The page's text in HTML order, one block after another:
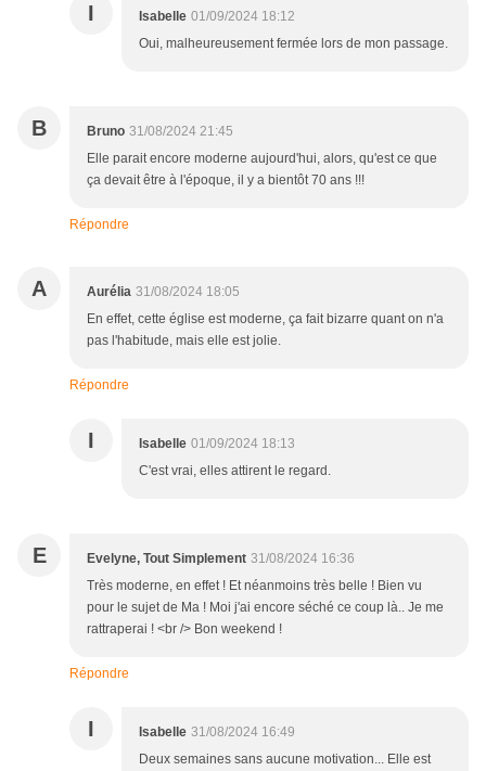
I Isabelle 01/09/2024 18:12
Oui, malheureusement fermée lors de mon passage.
B Bruno 31/08/2024 21:45
Elle parait encore moderne aujourd'hui, alors, qu'est ce que
ça devait être à l'époque, il y a bientôt 70 ans !!!
Répondre
A Aurélia 31/08/2024 18:05
En effet, cette église est moderne, ça fait bizarre quant on n'a
pas l'habitude, mais elle est jolie.
Répondre
I Isabelle 01/09/2024 18:13
C'est vrai, elles attirent le regard.
E Evelyne, Tout Simplement 31/08/2024 16:36
Très moderne, en effet ! Et néanmoins très belle ! Bien vu
pour le sujet de Ma ! Moi j'ai encore séché ce coup là.. Je me
rattraperai ! <br /> Bon weekend !
Répondre
I Isabelle 31/08/2024 16:49
Deux semaines sans aucune motivation... Elle est